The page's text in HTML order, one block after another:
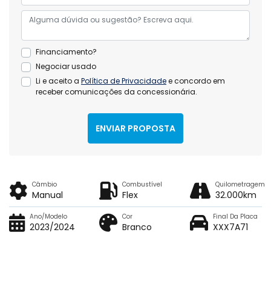
Financiamento?
Negociar usado
Li e aceito a Política de Privacidadee concordo em
receber comunicações da concessionária.
ENVIAR PROPOSTA
Câmbio
Manual
Combustível
Flex
Quilometragem
32.000km
Ano/Modelo
2023/2024
Cor
Branco
Final Da Placa
XXX7A71